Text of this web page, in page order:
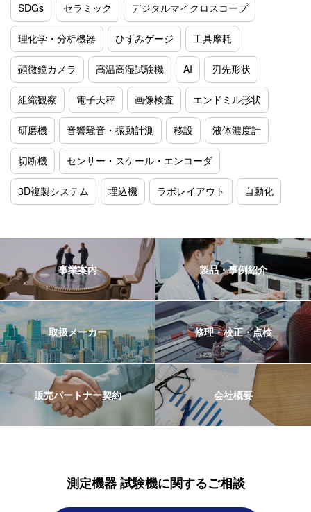
SDGs セラミック デジタルマイクロスコープ
理化学・分析機器 ひずみゲージ 工具摩耗
顕微鏡カメラ 高温高湿試験機 AI 刃先形状
組織観察 電子天秤 画像検査 エンドミル形状
研磨機 音響騒音・振動計測 移設 液体濃度計
切断機 センサー・スケール・エンコーダ
3D複製システム 埋込機 ラボレイアウト 自動化
事業案内 製品・事例紹介
取扱メーカー 修理・校正・点検
販売パートナー契約 会社概要
測定機器 試験機に関するご相談